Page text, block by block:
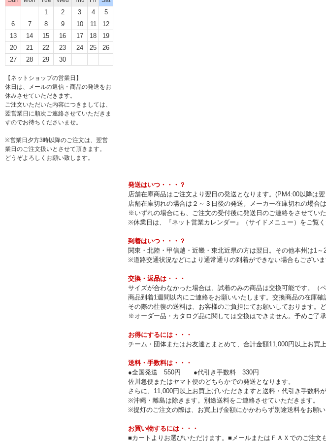
1 2 3 4
5
6
7 8 9 10 11
12
13
14 15 16 17 18
19
20
21 22 23 24 25
26
27
28 29 30
【ネットショップの営業日】
休日は、メールの返信・商品の発送をお
休みさせていただきます。
ご注文いただいた内容につきましては、
翌営業日に順次ご連絡させていただきま
すのでお待ちくださいませ。
※営業日夕方3時以降のご注文は、翌営
業日のご注文扱いとさせて頂きます。
どうぞよろしくお願い致します。
発送はいつ・・・？
店舗在庫商品はご注文より翌日の発送となります。(PM4:00以降は
店舗在庫切れの場合は２～３日後の発送。メーカー在庫切れの場合
※いずれの場合にも、ご注文の受付後に発送日のご連絡をさせていた
※休業日は、『ネット営業カレンダー』（サイドメニュー）をご覧く
到着はいつ・・・？
関東・北陸・甲信越・近畿・東北近県の方は翌日。その他本州は1
※道路交通状況などにより通常通りの到着ができない場合もございま
交換・返品は・・・
サイズが合わなかった場合は、試着のみの商品は交換可能です。（
商品到着1週間以内にご連絡をお願いいたします。交換商品の在庫確
その際の往復の送料は、お客様のご負担にてお願いしております。
※オーダー品・カタログ品に関しては交換はできません。予めご了承
お得にするには・・・
チーム・団体またはお友達とまとめて、合計金額11,000円以上お買
送料・手数料は・・・
●全国発送 550円 ●代引き手数料 330円
佐川急便またはヤマト便のどちらかでの発送となります。
さらに、11,000円以上お買上げいただきますと送料・代引き手数料
※沖縄・離島は除きます。別途送料をご連絡させていただきます。
※提灯のご注文の際は、お買上げ金額にかかわらず別途送料をお願
お買い物するには・・・
■カートよりお選びいただけます。■メールまたはＦＡＸでのご注文